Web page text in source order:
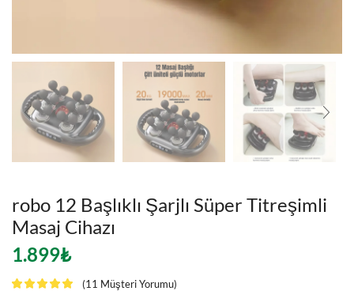
robo 12 Başlıklı Şarjlı Süper Titreşimli
Masaj Cihazı
1.899₺
(11 Müşteri Yorumu)